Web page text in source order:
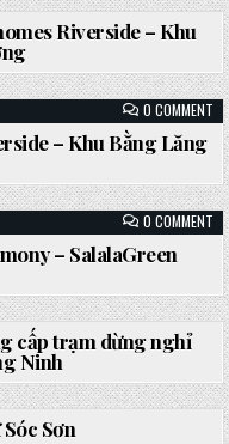
–
Riverside – Khu
0 COMMENTON
–
– Khu Bằng Lăng
0 COMMENTON
–
– SalalaGreen
0 COMMENTON
KẾ
cấp trạm dừng nghỉ
Ninh
0 COMMENTON
Sơn